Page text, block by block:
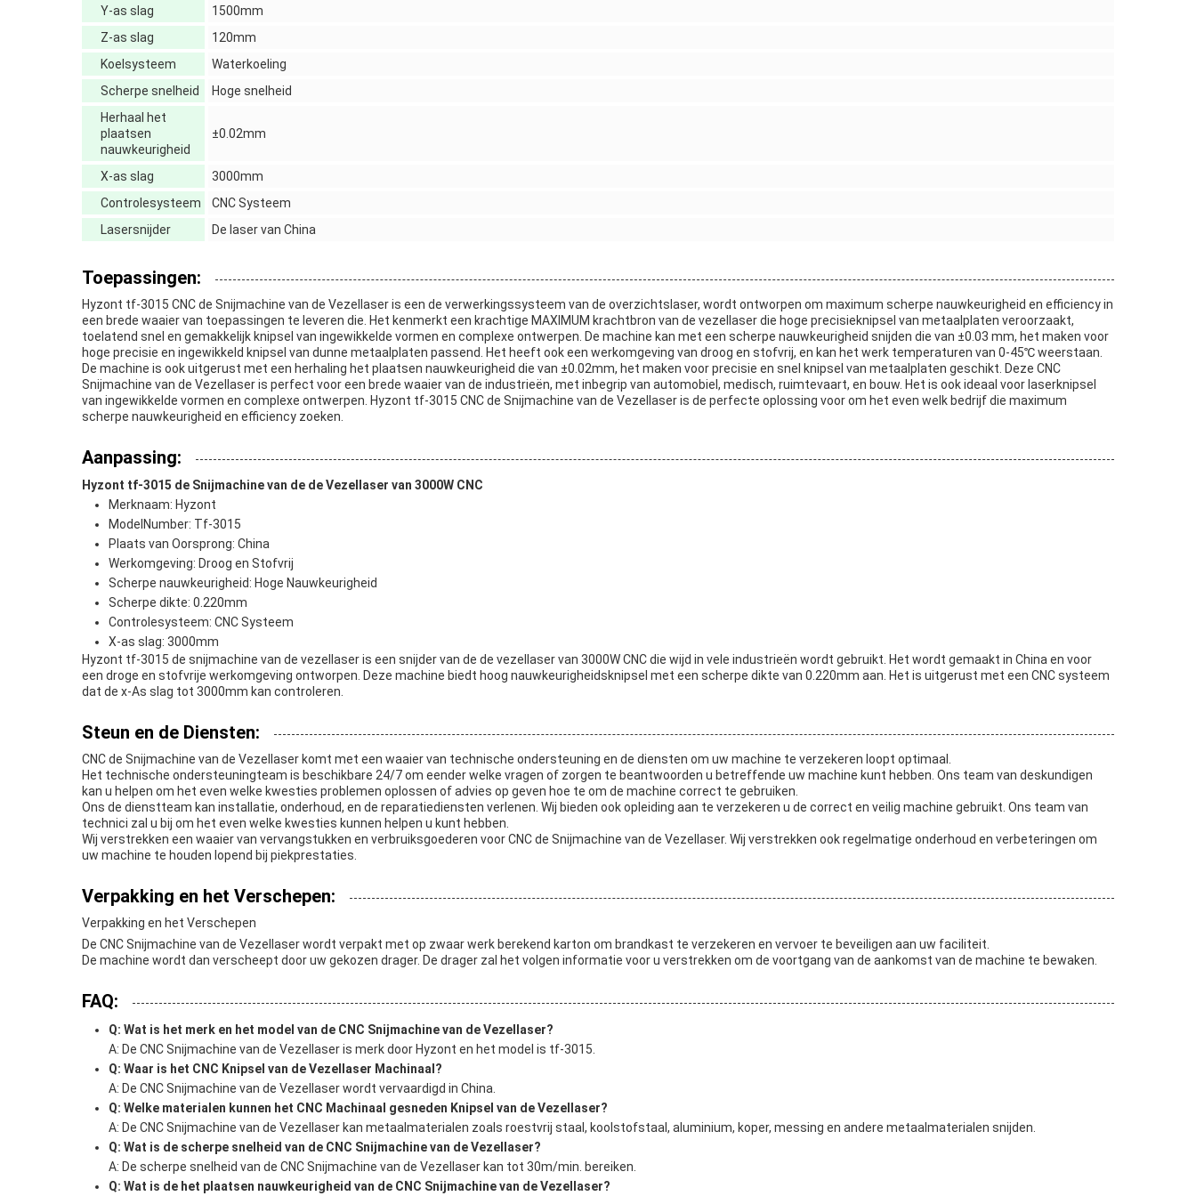
Y-as slag
1500mm
Z-as slag
120mm
Koelsysteem
Waterkoeling
Scherpe snelheid
Hoge snelheid
Herhaal het
plaatsen
nauwkeurigheid
±0.02mm
X-as slag
3000mm
Controlesysteem
CNC Systeem
Lasersnijder
De laser van China
Toepassingen:
Hyzont tf-3015 CNC de Snijmachine van de Vezellaser is een de verwerkingssysteem van de overzichtslaser, wordt ontworpen om maximum scherpe nauwkeurigheid en efficiency in
een brede waaier van toepassingen te leveren die. Het kenmerkt een krachtige MAXIMUM krachtbron van de vezellaser die hoge precisieknipsel van metaalplaten veroorzaakt,
toelatend snel en gemakkelijk knipsel van ingewikkelde vormen en complexe ontwerpen. De machine kan met een scherpe nauwkeurigheid snijden die van ±0.03 mm, het maken voor
hoge precisie en ingewikkeld knipsel van dunne metaalplaten passend. Het heeft ook een werkomgeving van droog en stofvrij, en kan het werk temperaturen van 0-45℃ weerstaan.
De machine is ook uitgerust met een herhaling het plaatsen nauwkeurigheid die van ±0.02mm, het maken voor precisie en snel knipsel van metaalplaten geschikt. Deze CNC
Snijmachine van de Vezellaser is perfect voor een brede waaier van de industrieën, met inbegrip van automobiel, medisch, ruimtevaart, en bouw. Het is ook ideaal voor laserknipsel
van ingewikkelde vormen en complexe ontwerpen. Hyzont tf-3015 CNC de Snijmachine van de Vezellaser is de perfecte oplossing voor om het even welk bedrijf die maximum
scherpe nauwkeurigheid en efficiency zoeken.
Aanpassing:
Hyzont tf-3015 de Snijmachine van de de Vezellaser van 3000W CNC
Merknaam: Hyzont
ModelNumber: Tf-3015
Plaats van Oorsprong: China
Werkomgeving: Droog en Stofvrij
Scherpe nauwkeurigheid: Hoge Nauwkeurigheid
Scherpe dikte: 0.220mm
Controlesysteem: CNC Systeem
X-as slag: 3000mm
Hyzont tf-3015 de snijmachine van de vezellaser is een snijder van de de vezellaser van 3000W CNC die wijd in vele industrieën wordt gebruikt. Het wordt gemaakt in China en voor
een droge en stofvrije werkomgeving ontworpen. Deze machine biedt hoog nauwkeurigheidsknipsel met een scherpe dikte van 0.220mm aan. Het is uitgerust met een CNC systeem
dat de x-As slag tot 3000mm kan controleren.
Steun en de Diensten:
CNC de Snijmachine van de Vezellaser komt met een waaier van technische ondersteuning en de diensten om uw machine te verzekeren loopt optimaal.
Het technische ondersteuningteam is beschikbare 24/7 om eender welke vragen of zorgen te beantwoorden u betreffende uw machine kunt hebben. Ons team van deskundigen
kan u helpen om het even welke kwesties problemen oplossen of advies op geven hoe te om de machine correct te gebruiken.
Ons de dienstteam kan installatie, onderhoud, en de reparatiediensten verlenen. Wij bieden ook opleiding aan te verzekeren u de correct en veilig machine gebruikt. Ons team van
technici zal u bij om het even welke kwesties kunnen helpen u kunt hebben.
Wij verstrekken een waaier van vervangstukken en verbruiksgoederen voor CNC de Snijmachine van de Vezellaser. Wij verstrekken ook regelmatige onderhoud en verbeteringen om
uw machine te houden lopend bij piekprestaties.
Verpakking en het Verschepen:
Verpakking en het Verschepen
De CNC Snijmachine van de Vezellaser wordt verpakt met op zwaar werk berekend karton om brandkast te verzekeren en vervoer te beveiligen aan uw faciliteit.
De machine wordt dan verscheept door uw gekozen drager. De drager zal het volgen informatie voor u verstrekken om de voortgang van de aankomst van de machine te bewaken.
FAQ:
Q: Wat is het merk en het model van de CNC Snijmachine van de Vezellaser?
A: De CNC Snijmachine van de Vezellaser is merk door Hyzont en het model is tf-3015.
Q: Waar is het CNC Knipsel van de Vezellaser Machinaal?
A: De CNC Snijmachine van de Vezellaser wordt vervaardigd in China.
Q: Welke materialen kunnen het CNC Machinaal gesneden Knipsel van de Vezellaser?
A: De CNC Snijmachine van de Vezellaser kan metaalmaterialen zoals roestvrij staal, koolstofstaal, aluminium, koper, messing en andere metaalmaterialen snijden.
Q: Wat is de scherpe snelheid van de CNC Snijmachine van de Vezellaser?
A: De scherpe snelheid van de CNC Snijmachine van de Vezellaser kan tot 30m/min. bereiken.
Q: Wat is de het plaatsen nauwkeurigheid van de CNC Snijmachine van de Vezellaser?